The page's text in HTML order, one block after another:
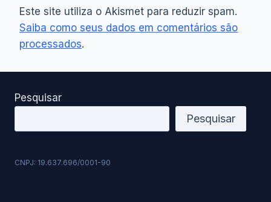
Este site utiliza o Akismet para reduzir spam.
Saiba como seus dados em comentários são
processados.
Pesquisar
Pesquisar
CNPJ: 19.637.696/0001-90